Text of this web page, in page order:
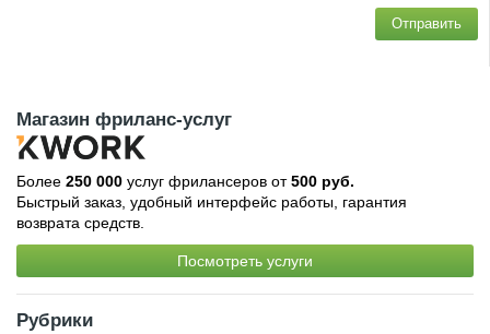
Отправить
Магазин фриланс-услуг
Более 250 000 услуг фрилансеров от500 руб.
Быстрый заказ, удобный интерфейс работы, гарантия
возврата средств.
Посмотреть услуги
Рубрики